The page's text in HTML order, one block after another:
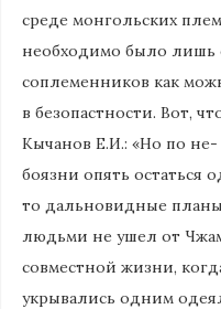
среде монгольских
необходимо было лишь
соплеменников как
в безопастности. Вот,
Кычанов Е.И.: «Но по
боязни опять остаться
то дальновидные
людьми не ушел от
совместной жизни,
укрывались одним